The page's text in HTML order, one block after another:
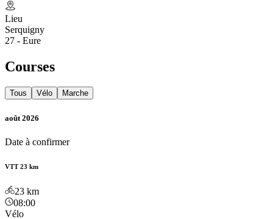
Lieu
Serquigny
27 - Eure
Courses
Tous Vélo Marche
août 2026
Date à confirmer
VTT 23 km
23 km
08:00
Vélo